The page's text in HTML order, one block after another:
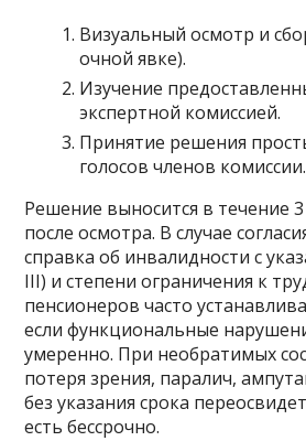
Визуальный осмотр и
очной явке).
Изучение
экспертной комиссией.
Принятие решения
голосов членов комиссии.
Решение выносится в течение
после осмотра. В случае
справка об инвалидности с
III) и степени ограничения к
пенсионеров часто
если функциональные
умеренно. При необратимых
потеря зрения, паралич,
без указания срока
есть бессрочно.